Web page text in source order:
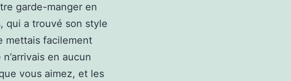
garde-manger en
qui a trouvé son style
mettais facilement
en aucun
vous aimez, et les